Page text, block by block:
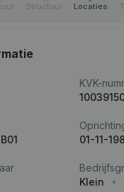
Structuur Locaties
KVK-
01-11-
Klein